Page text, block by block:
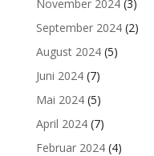
November 2024(3)
September 2024(2)
August 2024(5)
Juni 2024(7)
Mai 2024(5)
April 2024(7)
Februar 2024(4)